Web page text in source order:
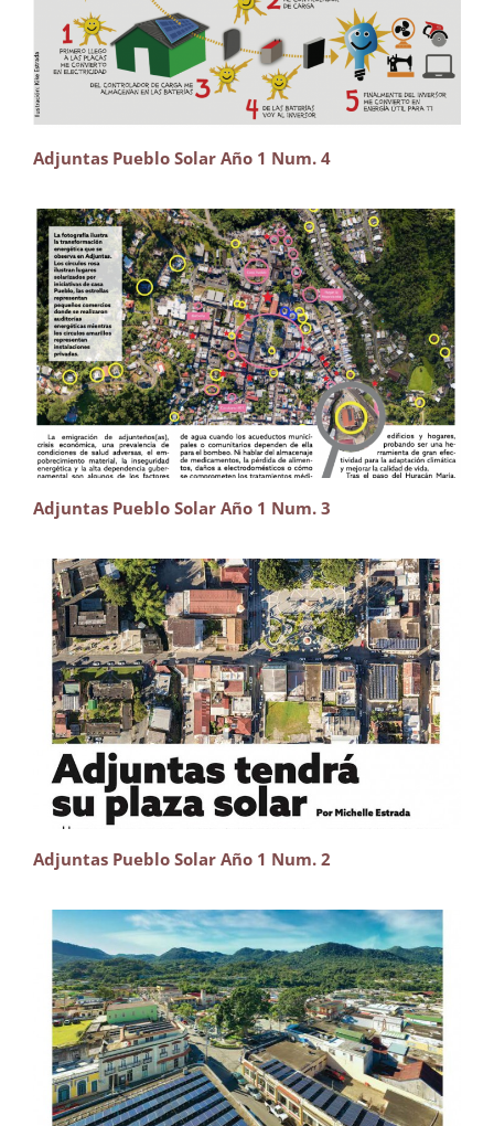
Adjuntas Pueblo Solar Año 1 Num. 4
Adjuntas Pueblo Solar Año 1 Num. 3
Adjuntas Pueblo Solar Año 1 Num. 2